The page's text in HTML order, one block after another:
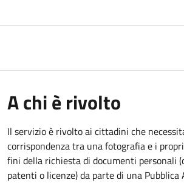
A chi è rivolto
Il servizio è rivolto ai cittadini che
corrispondenza tra una fotografia e i
fini della richiesta di documenti personali
patenti o licenze) da parte di una